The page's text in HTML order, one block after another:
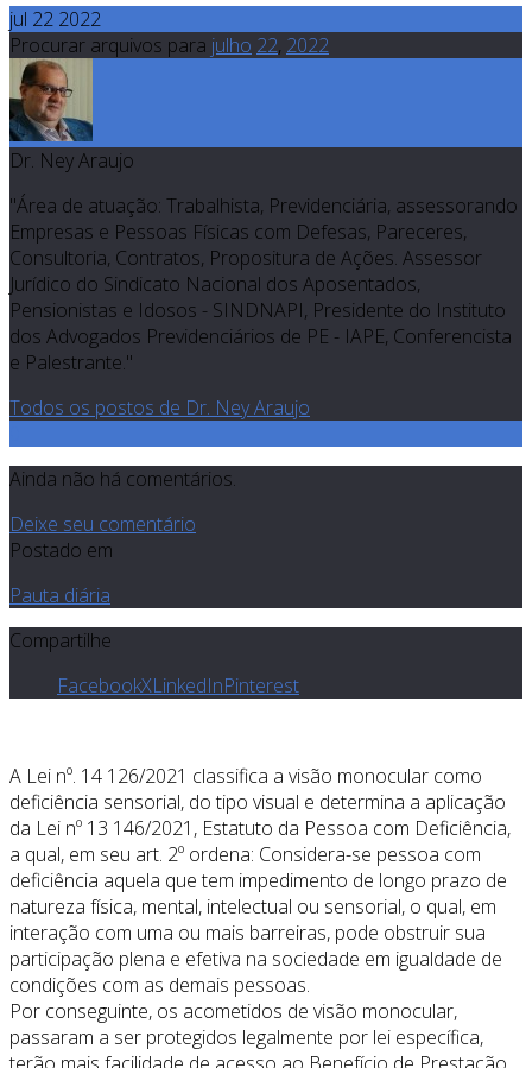
jul 22 2022
Procurar arquivos para julho 22, 2022
Dr. Ney Araujo
"Área de atuação: Trabalhista, Previdenciária, assessorando
Empresas e Pessoas Físicas com Defesas, Pareceres,
Consultoria, Contratos, Propositura de Ações. Assessor
Jurídico do Sindicato Nacional dos Aposentados,
Pensionistas e Idosos - SINDNAPI, Presidente do Instituto
dos Advogados Previdenciários de PE - IAPE, Conferencista
e Palestrante."
Todos os postos de Dr. Ney Araujo
Ainda não há comentários.
Deixe seu comentário
Postado em
Pauta diária
Compartilhe
FacebookXLinkedInPinterest
A Lei nº. 14 126/2021 classifica a visão monocular como
deficiência sensorial, do tipo visual e determina a aplicação
da Lei nº 13 146/2021, Estatuto da Pessoa com Deficiência,
a qual, em seu art. 2º ordena: Considera-se pessoa com
deficiência aquela que tem impedimento de longo prazo de
natureza física, mental, intelectual ou sensorial, o qual, em
interação com uma ou mais barreiras, pode obstruir sua
participação plena e efetiva na sociedade em igualdade de
condições com as demais pessoas.
Por conseguinte, os acometidos de visão monocular,
passaram a ser protegidos legalmente por lei específica,